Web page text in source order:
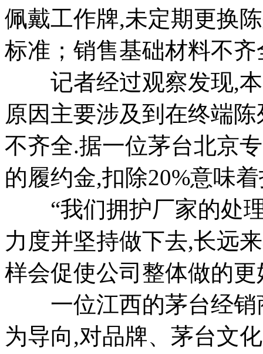
佩戴工作牌,未定期更换
标准；销售基础材料不齐
记者经过观察发现,本
原因主要涉及到在终端
不齐全.据一位茅台北京
的履约金,扣除20%意味
“我们拥护厂家的处理
力度并坚持做下去,长远
样会促使公司整体做的
一位江西的茅台经销
为导向,对品牌、茅台文